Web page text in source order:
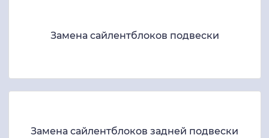
Замена сайлентблоков подвески
Замена сайлентблоков задней подвески